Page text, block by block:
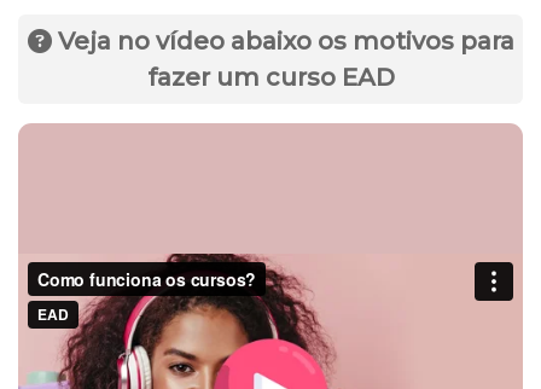
Veja no vídeo abaixo os motivos para
fazer um curso EAD